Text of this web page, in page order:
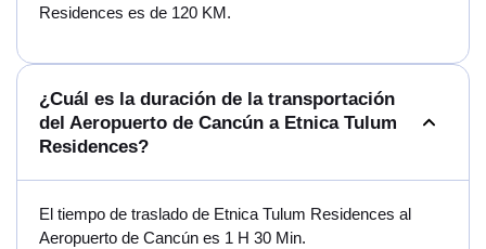
Residences es de 120 KM.
¿Cuál es la duración de la transportación
del Aeropuerto de Cancún a Etnica Tulum
Residences?
El tiempo de traslado de Etnica Tulum Residences al
Aeropuerto de Cancún es 1 H 30 Min.